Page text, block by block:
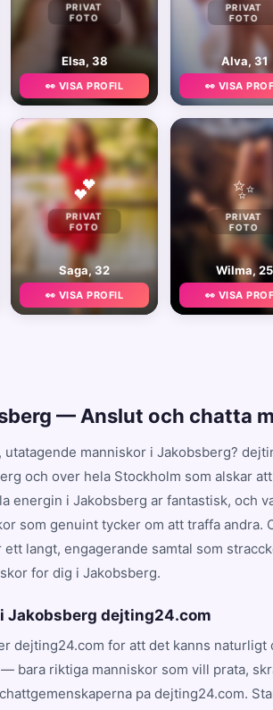
PRIVAT
FOTO
Elsa, 38
👀 VISA PROFIL
PRIVAT
FOTO
Alva, 31
👀 VISA
💕
PRIVAT
FOTO
Saga, 32
👀 VISA PROFIL
✨
PRIVAT
FOTO
Wilma, 25
👀 VISA
— Anslut och chatta
utatagende manniskor i Jakobsberg?
och over hela Stockholm som alskar
energin i Jakobsberg ar fantastisk, och
som genuint tycker om att traffa andra.
langt, engagerande samtal som
for dig i Jakobsberg.
Jakobsberg dejting24.com
dejting24.com for att det kanns naturligt
bara riktiga manniskor som vill prata,
pa dejting24.com.